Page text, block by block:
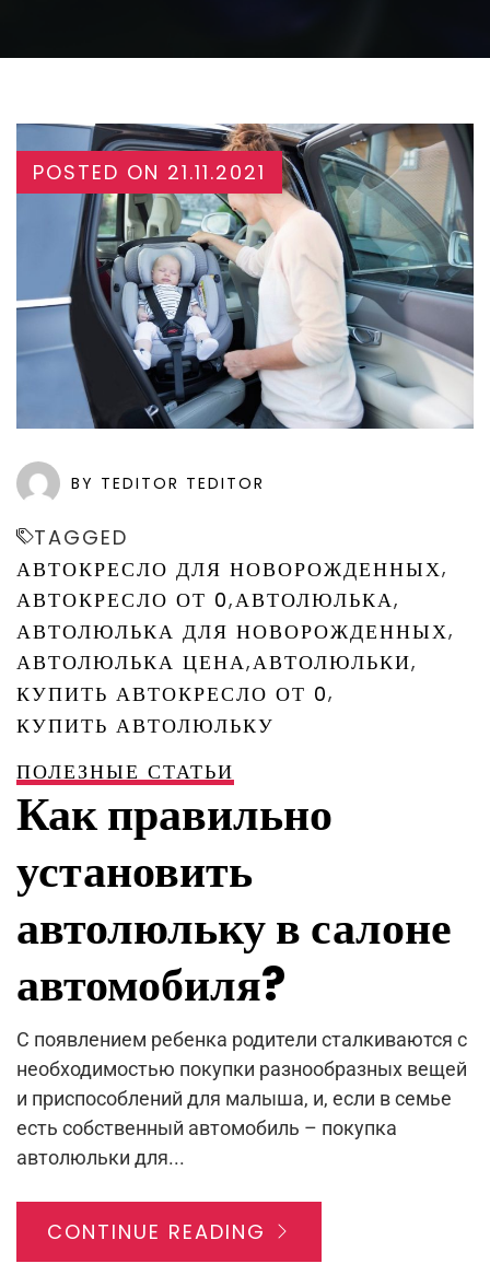
POSTED ON 21.11.2021
BY TEDITOR TEDITOR
TAGGED
АВТОКРЕСЛО ДЛЯ НОВОРОЖДЕННЫХ,
АВТОКРЕСЛО ОТ 0,АВТОЛЮЛЬКА,
АВТОЛЮЛЬКА ДЛЯ НОВОРОЖДЕННЫХ,
АВТОЛЮЛЬКА ЦЕНА,АВТОЛЮЛЬКИ,
КУПИТЬ АВТОКРЕСЛО ОТ 0,
КУПИТЬ АВТОЛЮЛЬКУ
ПОЛЕЗНЫЕ СТАТЬИ
Как правильно
установить
автолюльку в салоне
автомобиля?
С появлением ребенка родители сталкиваются с
необходимостью покупки разнообразных вещей
и приспособлений для малыша, и, если в семье
есть собственный автомобиль – покупка
автолюльки для...
CONTINUE READING